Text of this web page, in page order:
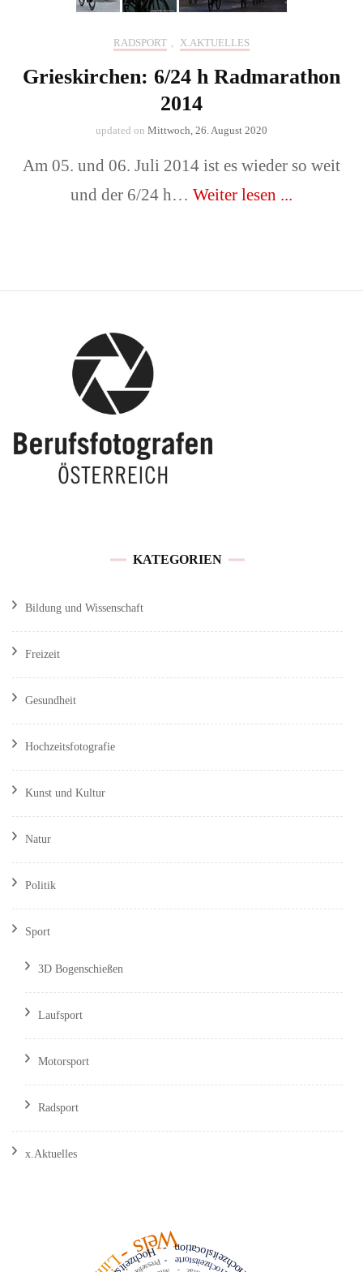
RADSPORT , X.AKTUELLES
Grieskirchen: 6/24 h Radmarathon
2014
updated on Mittwoch, 26. August 2020
Am 05. und 06. Juli 2014 ist es wieder so weit
und der 6/24 h… Weiter lesen ...
KATEGORIEN
Bildung und Wissenschaft
Freizeit
Gesundheit
Hochzeitsfotografie
Kunst und Kultur
Natur
Politik
Sport
3D Bogenschießen
Laufsport
Motorsport
Radsport
x.Aktuelles
Wels
- Hochzeitslocation
-
Hochzeitstorte
-